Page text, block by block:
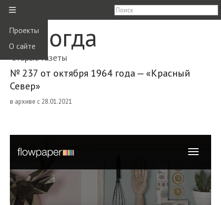
≡
Проекты
О сайте
Вологда
старые газеты
№ 237 от октября 1964 года — «Красный
Север»
в архиве с 28.01.2021